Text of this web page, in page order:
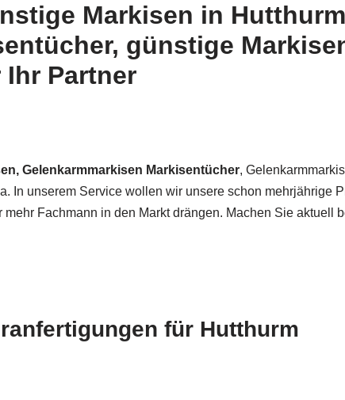
Markisen in
günstige
Partner
Gelenkarmmarkisen Markisentücher,
In unserem Service wollen wir unsere schon mehrjährige
Fachmann in den Markt drängen. Machen Sie aktuell
für Hutthurm